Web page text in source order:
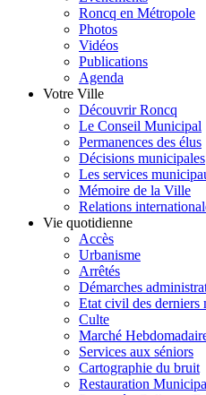
Roncq en Métropole
Photos
Vidéos
Publications
Agenda
Votre Ville
Découvrir Roncq
Le Conseil Municipal
Permanences des élus
Décisions municipales
Les services
Mémoire de la Ville
Relations
Vie quotidienne
Accès
Urbanisme
Arrêtés
Démarches
Etat civil des derniers
Culte
Marché
Services aux séniors
Cartographie du bruit
Restauration